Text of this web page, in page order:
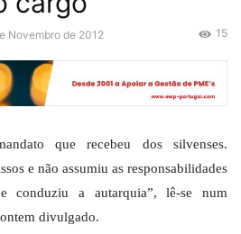
Novembro de 2012 15
que recebeu dos silvenses.
e não assumiu as responsabilidades
conduziu a autarquia”, lê-se num
divulgado.